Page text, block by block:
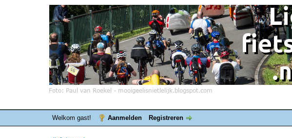
Welkom gast! Aanmelden Registreren